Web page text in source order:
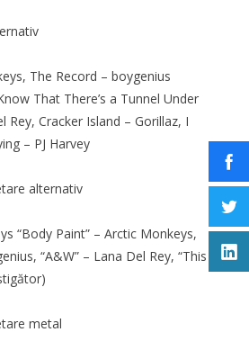
The Record – boygenius
That There’s a Tunnel Under
Rey, Cracker Island – Gorillaz, I
– PJ Harvey
alternativ
“Body Paint” – Arctic Monkeys,
“A&W” – Lana Del Rey, “This Is
metal